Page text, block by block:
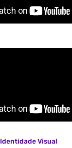
Identidade Visual